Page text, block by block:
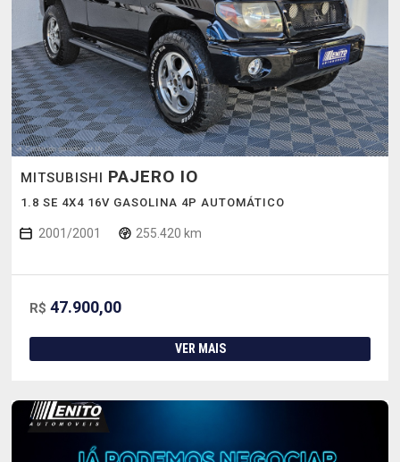
MITSUBISHI PAJERO IO
1.8 SE 4X4 16V GASOLINA 4P AUTOMÁTICO
2001/2001 255.420 km
R$ 47.900,00
VER MAIS